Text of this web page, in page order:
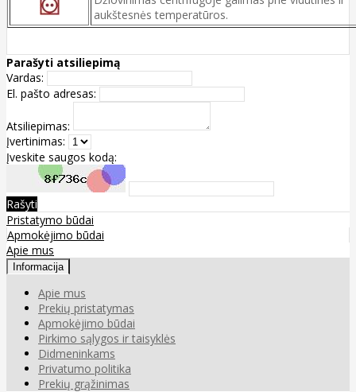
aukštesnės temperatūros.
Parašyti atsiliepimą
Vardas:
El. pašto adresas:
Atsiliepimas:
Įvertinimas:
Įveskite saugos kodą:
Rašyti
Pristatymo būdai
Apmokėjimo būdai
Apie mus
Informacija
Apie mus
Prekių pristatymas
Apmokėjimo būdai
Pirkimo sąlygos ir taisyklės
Didmeninkams
Privatumo politika
Prekių grąžinimas